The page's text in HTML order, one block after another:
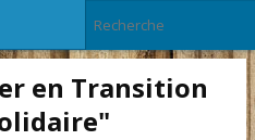
en Transition